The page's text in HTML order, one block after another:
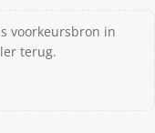
voorkeursbron in
terug.